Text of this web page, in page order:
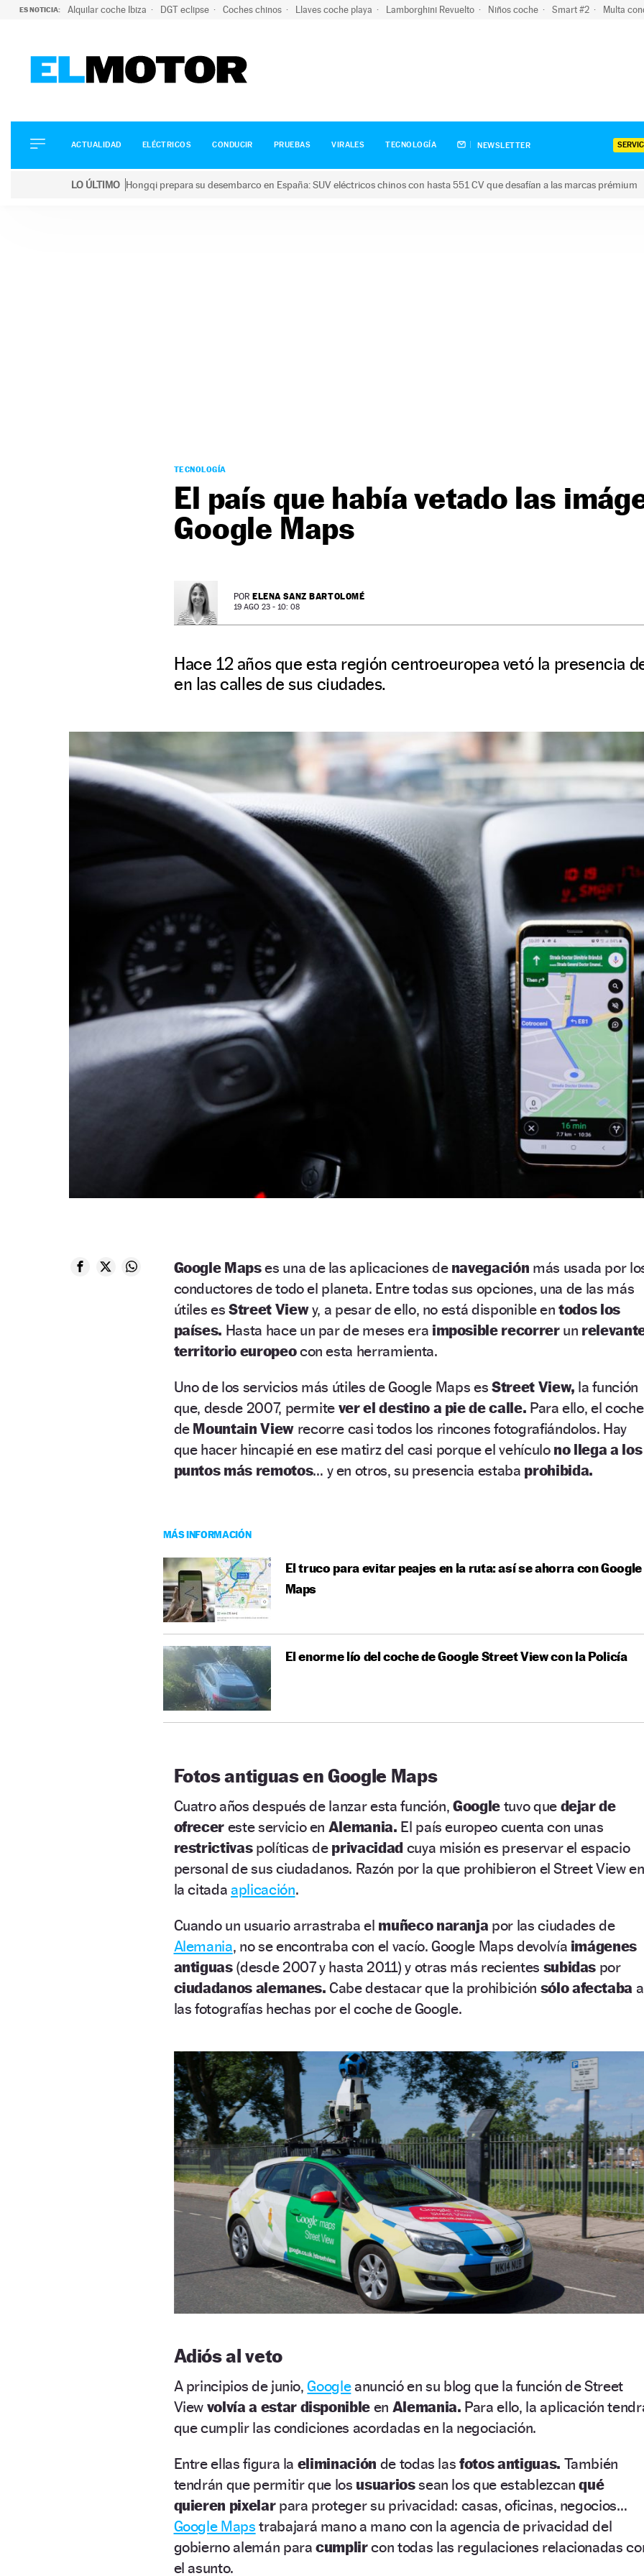
ES NOTICIA: Alquilar coche Ibiza DGT eclipse Coches chinos Llaves coche playa Lamborghini Revuelto Niños coche Smart #2 Multa
ELÉCTRICOS
CONDUCIR
ACTUALIDAD ELÉCTRICOS CONDUCIR PRUEBAS VIRALES TECNOLOGÍA NEWSLETTER
LO ÚLTIMO Hongqi prepara su desembarco en España: SUV eléctricos chinos con hasta 551 CV que desafían a las marcas prémium
TECNOLOGÍA
El país que había vetado las
Google Maps
POR ELENA SANZ BARTOLOMÉ
19 AGO 23 - 10: 08
Hace 12 años que esta región centroeuropea vetó la presencia
en las calles de sus ciudades.
Google Mapses una de las aplicaciones de navegación más usada por
conductores de todo el planeta. Entre todas sus opciones, una de las más
útiles esStreet Viewy, a pesar de ello, no está disponible entodos los
países. Hasta hace un par de meses era imposible recorrer un
territorio europeocon esta herramienta.
Uno de los servicios más útiles de Google Maps es Street View, la función
que, desde 2007, permite ver el destino a pie de calle. Para ello, el coche
de Mountain View recorre casi todos los rincones fotografiándolos. Hay
que hacer hincapié en ese matirz del casi porque el vehículo no llega a los
puntos más remotos… y en otros, su presencia estaba prohibida.
MÁS INFORMACIÓN
El truco para evitar peajes en la ruta: así se ahorra con Google
Maps
El enorme lío del coche de Google Street View con la Policía
Fotos antiguas en Google Maps
Cuatro años después de lanzar esta función,Google tuvo que dejar de
ofrecer este servicio en Alemania. El país europeo cuenta con unas
restrictivas políticas de privacidad cuya misión es preservar el espacio
personal de sus ciudadanos. Razón por la que prohibieron el Street View en
la citadaaplicación.
Cuando un usuario arrastraba el muñeco naranja por las ciudades de
Alemania, no se encontraba con el vacío. Google Maps devolvía imágenes
antiguas(desde 2007 y hasta 2011) y otras más recientes subidas por
ciudadanos alemanes.Cabe destacar que la prohibición sólo afectaba a
las fotografías hechas por el coche de Google.
Adiós al veto
A principios de junio,Googleanunció en su blog que la función de Street
View volvía a estar disponible en Alemania. Para ello, la aplicación
que cumplir las condiciones acordadas en la negociación.
Entre ellas figura la eliminación de todas las fotos antiguas. También
tendrán que permitir que los usuariossean los que establezcanqué
quieren pixelar para proteger su privacidad: casas, oficinas, negocios…
Google Maps trabajará mano a mano con la agencia de privacidad del
gobierno alemán paracumplircon todas las regulaciones relacionadas
el asunto.